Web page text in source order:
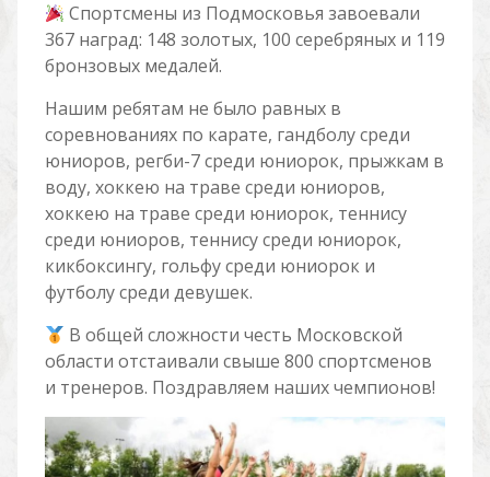
Спортсмены из Подмосковья завоевали
367 наград: 148 золотых, 100 серебряных и 119
бронзовых медалей.
Нашим ребятам не было равных в
соревнованиях по карате, гандболу среди
юниоров, регби-7 среди юниорок, прыжкам в
воду, хоккею на траве среди юниоров,
хоккею на траве среди юниорок, теннису
среди юниоров, теннису среди юниорок,
кикбоксингу, гольфу среди юниорок и
футболу среди девушек.
В общей сложности честь Московской
области отстаивали свыше 800 спортсменов
и тренеров. Поздравляем наших чемпионов!